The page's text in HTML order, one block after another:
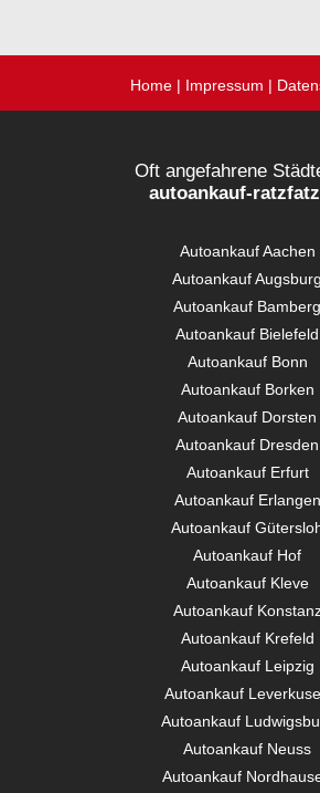
Home | Impressum |
Oft angefahrene
autoankauf-
Autoankauf Aachen
Autoankauf Augsburg
Autoankauf Bamberg
Autoankauf Bielefeld
Autoankauf Bonn
Autoankauf Borken
Autoankauf Dorsten
Autoankauf Dresden
Autoankauf Erfurt
Autoankauf Erlangen
Autoankauf
Autoankauf Hof
Autoankauf Kleve
Autoankauf
Autoankauf Krefeld
Autoankauf Leipzig
Autoankauf
Autoankauf
Autoankauf Neuss
Autoankauf